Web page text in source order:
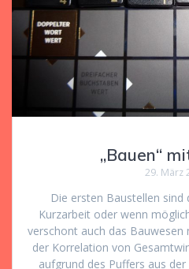
„Bauen“
29. März
Die ersten Baustellen
Kurzarbeit oder wenn
verschont auch das Bauwesen
der Korrelation von
aufgrund des Puffers aus